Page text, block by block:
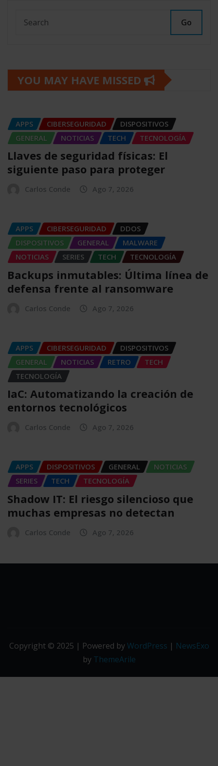
Go
YOU MAY HAVE MISSED
APPS CIBERSEGURIDAD
DISPOSITIVOS
GENERAL
NOTICIAS TECH TECNOLOGÍA
Llaves de seguridad físicas: El
siguiente paso para proteger
Carlos Conde Ago 7, 2026
APPS CIBERSEGURIDAD
DDOS
DISPOSITIVOS
GENERAL
MALWARE
NOTICIAS
SERIES TECH TECNOLOGÍA
Backups inmutables: Última línea de
defensa frente al ransomware
Carlos Conde Ago 7, 2026
APPS CIBERSEGURIDAD
DISPOSITIVOS
GENERAL
NOTICIAS RETRO
TECH
TECNOLOGÍA
IaC: Automatizando la creación de
entornos tecnológicos
Carlos Conde Ago 7, 2026
APPS DISPOSITIVOS GENERAL
NOTICIAS
SERIES
TECH TECNOLOGÍA
Shadow IT: El riesgo silencioso que
muchas empresas no detectan
Carlos Conde Ago 7, 2026
Copyright © 2025 | Powered byWordPress | NewsExo
by ThemeArile